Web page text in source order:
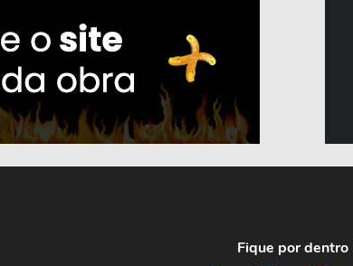
Fique por dentro